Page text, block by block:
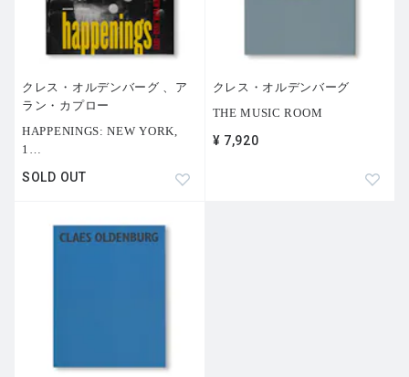
クレス・オルデンバーグ 、ア
ラン・カプロー
HAPPENINGS: NEW YORK,
1
SOLD OUT
クレス・オルデンバーグ
THE MUSIC ROOM
¥ 7,920